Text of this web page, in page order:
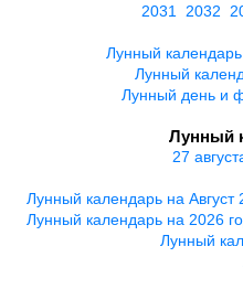
2031
2032
Лунный календарь
Лунный
Лунный день и
Лунный
27
Лунный календарь на Август
Лунный календарь на 2026
Лунный